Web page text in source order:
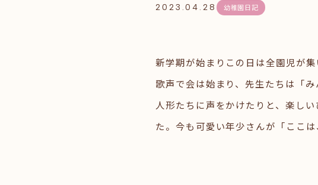
2023.04.28 幼稚園日記
新学期が始まりこの日は全園児が
歌声で会は始まり、先生たちは「
人形たちに声をかけたりと、楽し
た。今も可愛い年少さんが「ここ